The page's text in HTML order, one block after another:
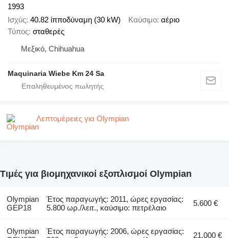
1993
Ισχύς 40.82 ίπποδύναμη (30 kW) Καύσιμο αέριο
Τύπος σταθερές
Μεξικό, Chihuahua
Maquinaria Wiebe Km 24 Sa
Λεπτομέρειες για Olympian
Τιμές για βιομηχανικοί εξοπλισμοί Olympian
Olympian
GEP18
Έτος παραγωγής: 2011, ώρες εργασίας:
5.800 ωρ./λειτ., καύσιμο: πετρέλαιο
5.600 €
Olympian
Έτος παραγωγής: 2006, ώρες εργασίας:
21.000 €